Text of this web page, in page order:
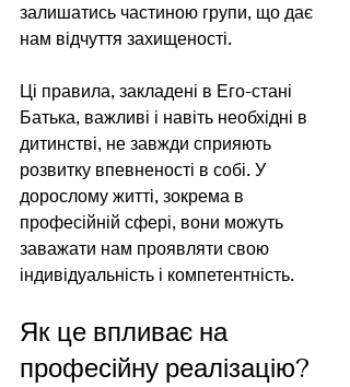
залишатись частиною групи, що дає
нам відчуття захищеності.
Ці правила, закладені в Его-стані
Батька, важливі і навіть необхідні в
дитинстві, не завжди сприяють
розвитку впевненості в собі. У
дорослому житті, зокрема в
професійній сфері, вони можуть
заважати нам проявляти свою
індивідуальність і компетентність.
Як це впливає на
професійну реалізацію?